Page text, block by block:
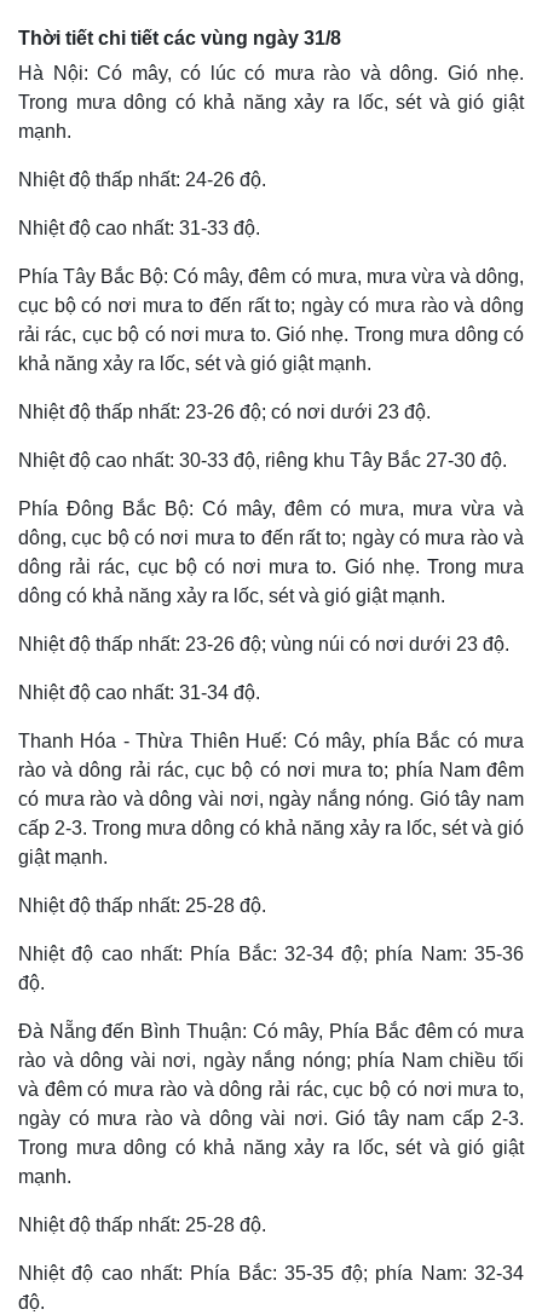
Thế giới
Cuộc sống đó đây
Hồ sơ
Multimedia
Ảnh
E-Magazine
Infographic
Thời tiết chi tiết các vùng ngày 31/8
Hà Nội: Có mây, có lúc có mưa rào và dông. Gió nhẹ.
Trong mưa dông có khả năng xảy ra lốc, sét và gió giật
mạnh.
Nhiệt độ thấp nhất: 24-26 độ.
Nhiệt độ cao nhất: 31-33 độ.
Phía Tây Bắc Bộ: Có mây, đêm có mưa, mưa vừa và dông,
cục bộ có nơi mưa to đến rất to; ngày có mưa rào và dông
rải rác, cục bộ có nơi mưa to. Gió nhẹ. Trong mưa dông có
khả năng xảy ra lốc, sét và gió giật mạnh.
Nhiệt độ thấp nhất: 23-26 độ; có nơi dưới 23 độ.
Nhiệt độ cao nhất: 30-33 độ, riêng khu Tây Bắc 27-30 độ.
Phía Đông Bắc Bộ: Có mây, đêm có mưa, mưa vừa và
dông, cục bộ có nơi mưa to đến rất to; ngày có mưa rào và
dông rải rác, cục bộ có nơi mưa to. Gió nhẹ. Trong mưa
dông có khả năng xảy ra lốc, sét và gió giật mạnh.
Nhiệt độ thấp nhất: 23-26 độ; vùng núi có nơi dưới 23 độ.
Nhiệt độ cao nhất: 31-34 độ.
Thanh Hóa - Thừa Thiên Huế: Có mây, phía Bắc có mưa
rào và dông rải rác, cục bộ có nơi mưa to; phía Nam đêm
có mưa rào và dông vài nơi, ngày nắng nóng. Gió tây nam
cấp 2-3. Trong mưa dông có khả năng xảy ra lốc, sét và gió
giật mạnh.
Nhiệt độ thấp nhất: 25-28 độ.
Nhiệt độ cao nhất: Phía Bắc: 32-34 độ; phía Nam: 35-36
độ.
Đà Nẵng đến Bình Thuận: Có mây, Phía Bắc đêm có mưa
rào và dông vài nơi, ngày nắng nóng; phía Nam chiều tối
và đêm có mưa rào và dông rải rác, cục bộ có nơi mưa to,
ngày có mưa rào và dông vài nơi. Gió tây nam cấp 2-3.
Trong mưa dông có khả năng xảy ra lốc, sét và gió giật
mạnh.
Nhiệt độ thấp nhất: 25-28 độ.
Nhiệt độ cao nhất: Phía Bắc: 35-35 độ; phía Nam: 32-34
độ.